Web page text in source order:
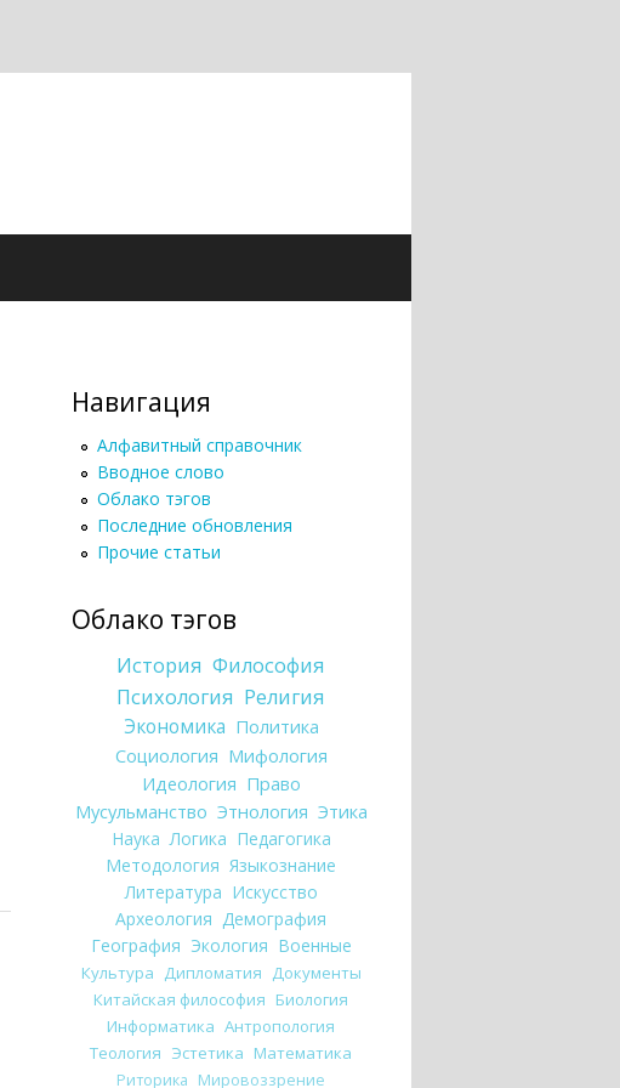
Навигация
Алфавитный справочник
Вводное слово
Облако тэгов
Последние обновления
Прочие статьи
Облако тэгов
История Философия
Психология Религия
Экономика Политика
Социология Мифология
Идеология Право
Мусульманство Этнология Этика
Наука Логика Педагогика
Методология Языкознание
Литература Искусство
Археология Демография
География Экология Военные
Культура Дипломатия Документы
Китайская философия Биология
Информатика Антропология
Теология Эстетика Математика
Риторика Мировоззрение